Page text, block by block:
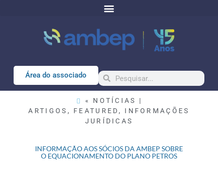
Área do associado
« NOTÍCIAS |
ARTIGOS , FEATURED , INFORMAÇÕES
JURÍDICAS
INFORMAÇÃO AOS SÓCIOS DA AMBEP SOBRE
O EQUACIONAMENTO DO PLANO PETROS